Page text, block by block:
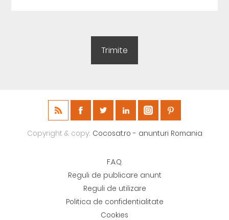
Copyright & copy; Cocosat.ro - anunturi Romania
F.A.Q.
Reguli de publicare anunt
Reguli de utilizare
Politica de confidentialitate
Cookies